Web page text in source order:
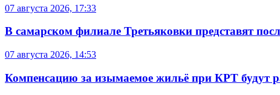
07 августа 2026, 17:33
В самарском филиале Третьяковки представят
07 августа 2026, 14:53
Компенсацию за изымаемое жильё при КРТ будут